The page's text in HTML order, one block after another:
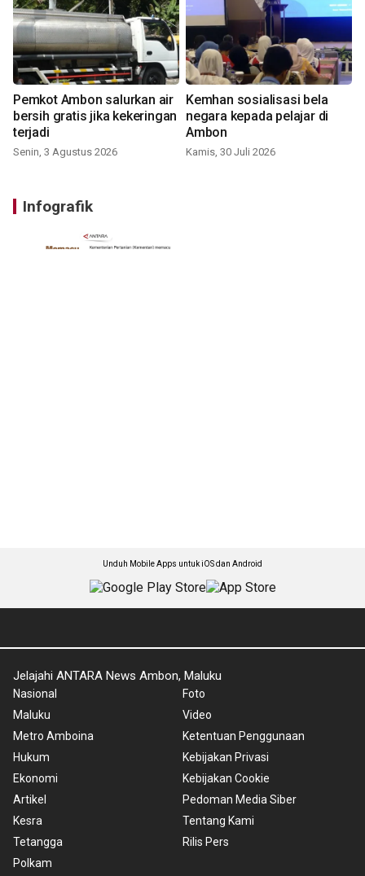
Pemkot Ambon salurkan air
bersih gratis jika kekeringan
terjadi
Senin, 3 Agustus 2026
Kemhan sosialisasi bela
negara kepada pelajar di
Ambon
Kamis, 30 Juli 2026
Infografik
Unduh Mobile Apps untuk iOS dan Android
Jelajahi ANTARA News Ambon, Maluku
Nasional
Maluku
Metro Amboina
Hukum
Ekonomi
Artikel
Kesra
Tetangga
Polkam
Foto
Video
Ketentuan Penggunaan
Kebijakan Privasi
Kebijakan Cookie
Pedoman Media Siber
Tentang Kami
Rilis Pers